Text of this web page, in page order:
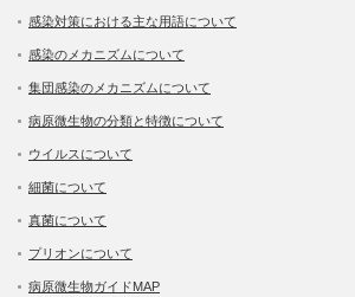
感染対策における主な用語について
感染のメカニズムについて
集団感染のメカニズムについて
病原微生物の分類と特徴について
ウイルスについて
細菌について
真菌について
プリオンについて
病原微生物ガイドMAP